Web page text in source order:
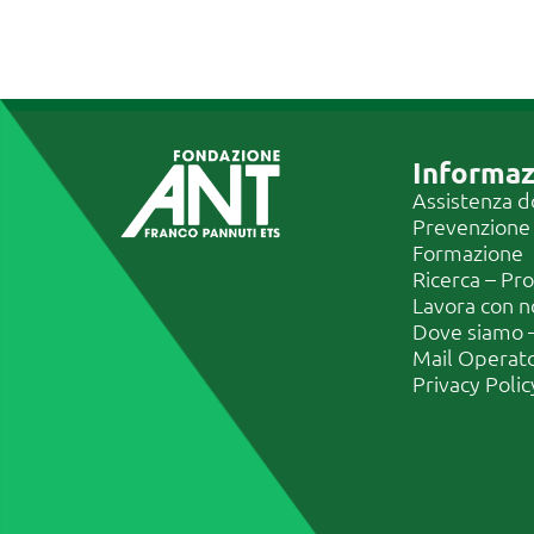
Assistenza
Prevenzione
Formazione
Ricerca –
Lavora con
Dove siamo
Mail
Privacy